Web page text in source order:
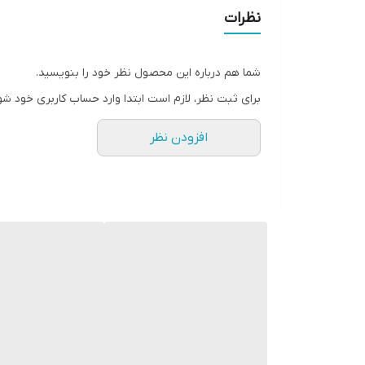
• حاوی ویتامین E
• حاوی ویتامین C
• تقویت کننده پوست
• لیفت پوست
نظرات
شما هم درباره این محصول نظر خود را بنویسید.
برای ثبت نظر، لازم است ابتدا وارد حساب کاربری خود
افزودن نظر